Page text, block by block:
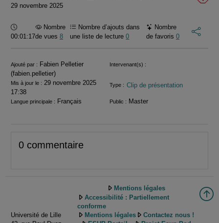
29 novembre 2025
Durée :
00:01:17
Nombre
de vues 8
Nombre d’ajouts dans
une liste de lecture0
Nombre
de favoris 0
Informations
Ajouté par : Fabien Pelletier
(fabien.pelletier)
Intervenant(s) :
Mis à jour le : 29 novembre 2025
17:38
Type : Clip de présentation
Langue principale : Français Public : Master
0 commentaire
Université de Lille
Mentions légales
Accessibilité : Partiellement
conforme
Mentions légales
Contactez nous !